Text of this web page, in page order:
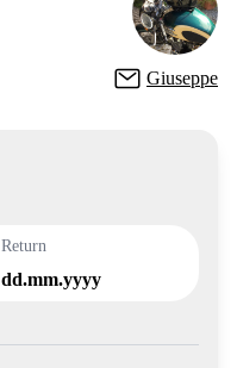
Giuseppe
Return
dd.mm.yyyy